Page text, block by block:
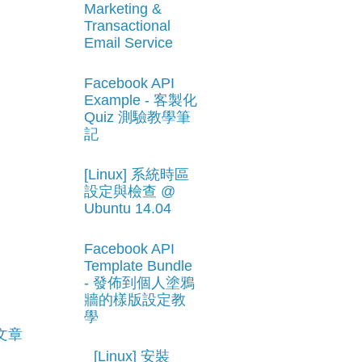
章
Marketing &
Transactional
Email Service
Facebook API
Example - 客製化
Quiz 測驗教學筆
記
[Linux] 系統時區
設定與檢查 @
Ubuntu 14.04
Facebook API
Template Bundle
- 發佈到個人塗鴉
牆的樣版設定教
學
[Linux] 安裝